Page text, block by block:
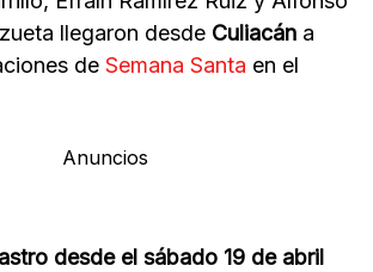
llegaron desde Culiacán a
de Semana Santa en el
Anuncios
desde el sábado 19 de abril